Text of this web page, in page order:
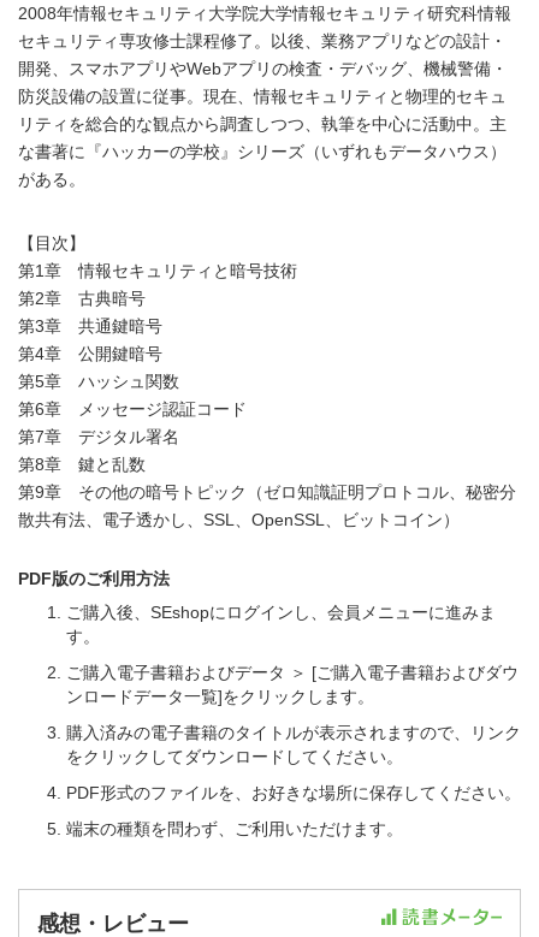
2008年情報セキュリティ大学院大学情報セキュリティ研究科情報
セキュリティ専攻修士課程修了。以後、業務アプリなどの設計・
開発、スマホアプリやWebアプリの検査・デバッグ、機械警備・
防災設備の設置に従事。現在、情報セキュリティと物理的セキュ
リティを総合的な観点から調査しつつ、執筆を中心に活動中。主
な書著に『ハッカーの学校』シリーズ（いずれもデータハウス）
がある。
【目次】
第1章 情報セキュリティと暗号技術
第2章 古典暗号
第3章 共通鍵暗号
第4章 公開鍵暗号
第5章 ハッシュ関数
第6章 メッセージ認証コード
第7章 デジタル署名
第8章 鍵と乱数
第9章 その他の暗号トピック（ゼロ知識証明プロトコル、秘密分
散共有法、電子透かし、SSL、OpenSSL、ビットコイン）
PDF版のご利用方法
ご購入後、SEshopにログインし、会員メニューに進みま
す。
ご購入電子書籍およびデータ ＞ [ご購入電子書籍およびダウ
ンロードデータ一覧]をクリックします。
購入済みの電子書籍のタイトルが表示されますので、リンク
をクリックしてダウンロードしてください。
PDF形式のファイルを、お好きな場所に保存してください。
端末の種類を問わず、ご利用いただけます。
感想・レビュー